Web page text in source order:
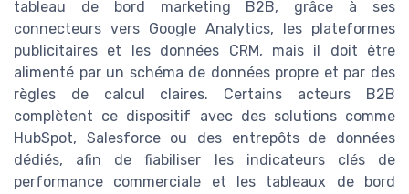
tableau de bord marketing B2B, grâce à ses
connecteurs vers Google Analytics, les plateformes
publicitaires et les données CRM, mais il doit être
alimenté par un schéma de données propre et par des
règles de calcul claires. Certains acteurs B2B
complètent ce dispositif avec des solutions comme
HubSpot, Salesforce ou des entrepôts de données
dédiés, afin de fiabiliser les indicateurs clés de
performance commerciale et les tableaux de bord